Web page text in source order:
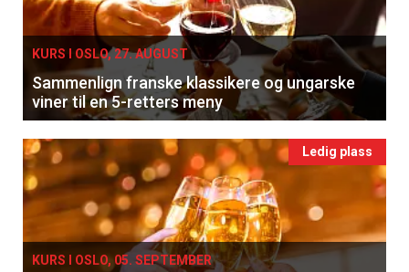
KURS I OSLO, 27. AUGUST
Sammenlign franske klassikere og ungarske
viner til en 5-retters meny
Ledig plass
KURS I OSLO, 05. SEPTEMBER